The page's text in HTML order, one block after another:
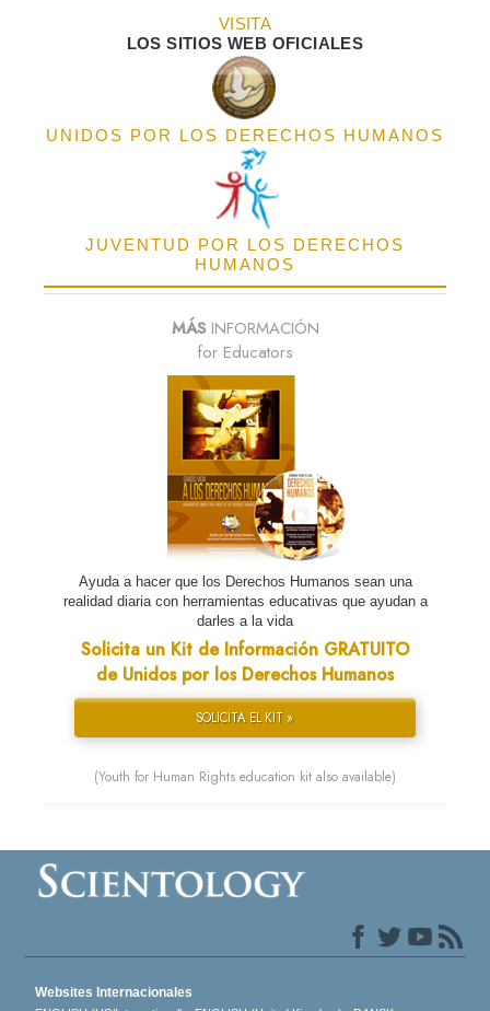
VISITA
LOS SITIOS WEB OFICIALES
UNIDOS POR LOS DERECHOS HUMANOS
JUVENTUD POR LOS DERECHOS
HUMANOS
MÁSINFORMACIÓN
for Educators
Ayuda a hacer que los Derechos Humanos sean una
realidad diaria con herramientas educativas que ayudan a
darles a la vida
Solicita un Kit de Información GRATUITO
de Unidos por los Derechos Humanos
SOLICITA EL KIT »
(Youth for Human Rights education kit also available)
Websites Internacionales